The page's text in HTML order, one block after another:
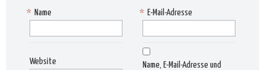
Name
* E-Mail-Adresse
*
Website
Name, E-Mail-Adresse und